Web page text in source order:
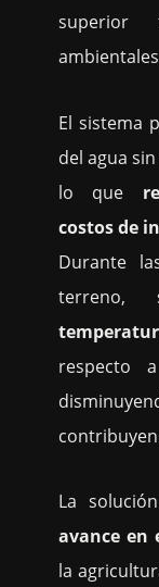
superior
El sistema
del agua
lo que
costos de
Durante
respecto
La
avance en
la